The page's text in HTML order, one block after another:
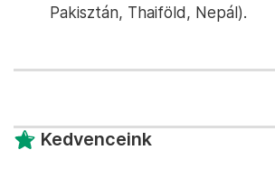
Pakisztán, Thaiföld, Nepál).
Kedvenceink